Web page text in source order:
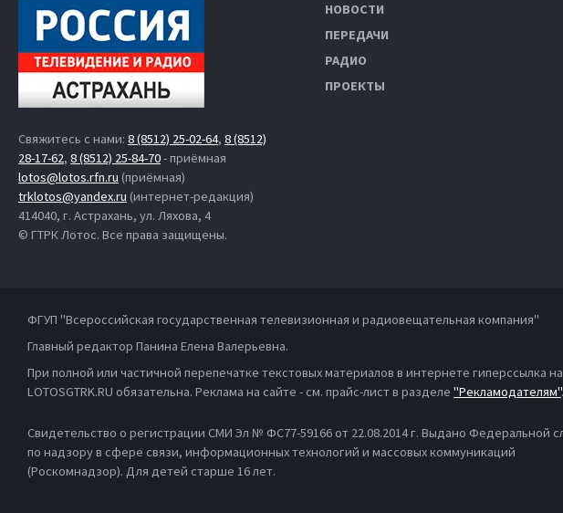
Свяжитесь с нами: 8 (8512) 25-02-64, 8 (8512)
28-17-62, 8 (8512) 25-84-70- приёмная
lotos@lotos.rfn.ru (приёмная)
trklotos@yandex.ru (интернет-редакция)
414040, г. Астрахань, ул. Ляхова, 4
© ГТРК Лотос. Все права защищены.
НОВОСТИ
ПЕРЕДАЧИ
РАДИО
ПРОЕКТЫ
ФГУП "Всероссийская государственная телевизионная и радиовещательная компания"
Главный редактор Панина Елена Валерьевна.
При полной или частичной перепечатке текстовых материалов в интернете гиперссылка на
LOTOSGTRK.RU обязательна. Реклама на сайте - см. прайс-лист в разделе "Рекламодателям".
Свидетельство о регистрации СМИ Эл № ФС77-59166 от 22.08.2014 г. Выдано Федеральной
по надзору в сфере связи, информационных технологий и массовых коммуникаций
(Роскомнадзор). Для детей старше 16 лет.